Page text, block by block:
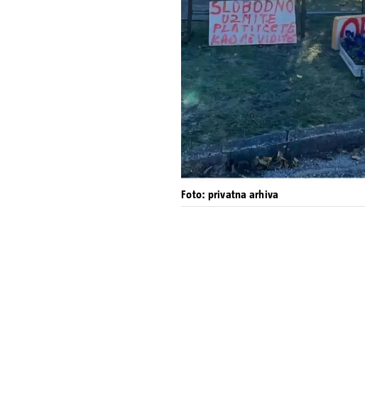
Foto: privatna arhiva